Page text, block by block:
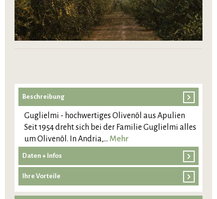
Beschreibung
Guglielmi - hochwertiges Olivenöl aus Apulien
Seit 1954 dreht sich bei der Familie Guglielmi alles
um Olivenöl. In Andria,… Mehr
Daten + Infos
Ihre Vorteile